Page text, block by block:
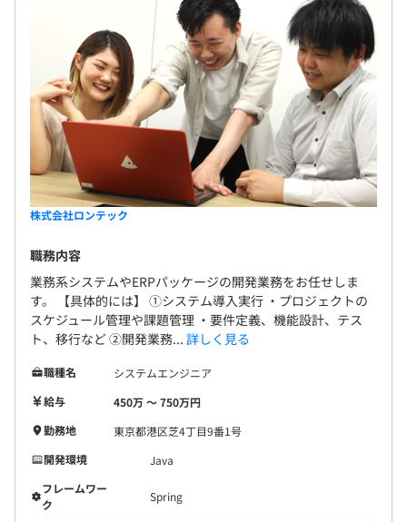
株式会社ロンテック
職務内容
業務系システムやERPパッケージの開発業務をお任せしま
す。 【具体的には】 ①システム導入実行 ・プロジェクトの
スケジュール管理や課題管理 ・要件定義、機能設計、テス
ト、移行など ②開発業務... 詳しく見る
職種名
システムエンジニア
給与
450万 〜 750万円
勤務地
東京都港区芝4丁目9番1号
開発環境
Java
フレームワー
ク
Spring